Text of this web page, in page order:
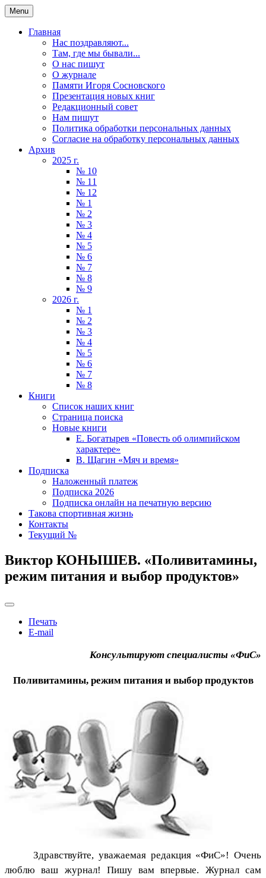
Menu
Главная
Нас поздравляют...
Там, где мы бывали...
О нас пишут
О журнале
Памяти Игоря Сосновского
Презентация новых книг
Редакционный совет
Нам пишут
Политика обработки персональных данных
Согласие на обработку персональных данных
Архив
2025 г.
№ 10
№ 11
№ 12
№ 1
№ 2
№ 3
№ 4
№ 5
№ 6
№ 7
№ 8
№ 9
2026 г.
№ 1
№ 2
№ 3
№ 4
№ 5
№ 6
№ 7
№ 8
Книги
Список наших книг
Страница поиска
Новые книги
Е. Богатырев «Повесть об олимпийском
характере»
В. Щагин «Мяч и время»
Подписка
Наложенный платеж
Подписка 2026
Подписка онлайн на печатную версию
Такова спортивная жизнь
Контакты
Текущий №
Виктор КОНЫШЕВ. «Поливитамины,
режим питания и выбор продуктов»
Печать
E-mail
Консультируют специалисты «ФиС»
Поливитамины, режим питания и выбор продуктов
Здравствуйте, уважаемая редакция «ФиС»! Очень
люблю ваш журнал! Пишу вам впервые. Журнал сам